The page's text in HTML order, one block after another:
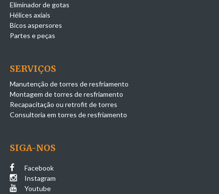
Eliminador de gotas
Hélices axiais
Bicos aspersores
Partes e peças
SERVIÇOS
Manutenção de torres de resfriamento
Montagem de torres de resfriamento
Recapacitação ou retrofit de torres
Consultoria em torres de resfriamento
SIGA-NOS
Facebook
Instagram
Youtube